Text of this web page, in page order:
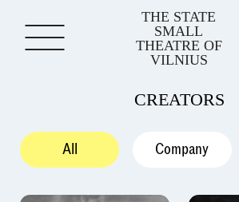
THE STATE
SMALL
THEATRE OF
VILNIUS
CREATORS
All Company